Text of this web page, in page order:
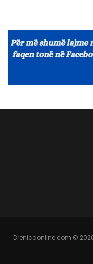
Drenicaonline.com ©